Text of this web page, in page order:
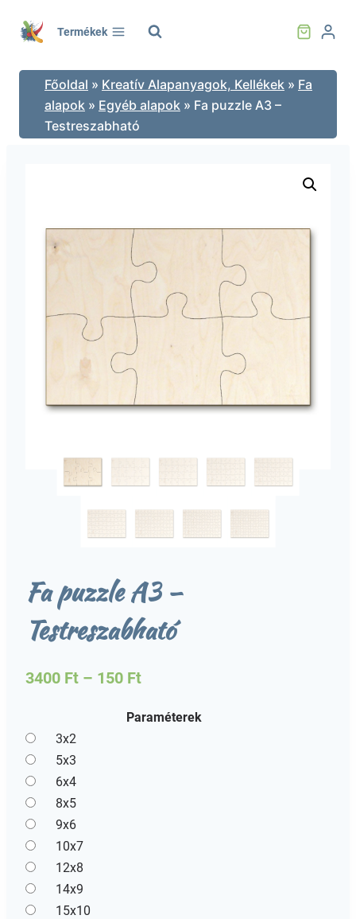
Termékek
Főoldal » Kreatív Alapanyagok, Kellékek » Fa
alapok » Egyéb alapok » Fa puzzle A3 –
Testreszabható
Fa puzzle A3 –
Testreszabható
3400 Ft – 150 Ft
Paraméterek
3x2
5x3
6x4
8x5
9x6
10x7
12x8
14x9
15x10